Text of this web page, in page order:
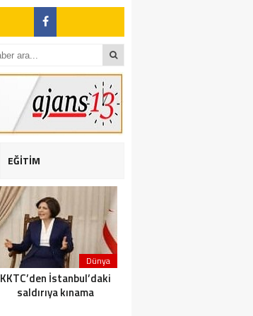
EĞİTİM
Dünya
KKTC’den İstanbul’daki
saldırıya kınama